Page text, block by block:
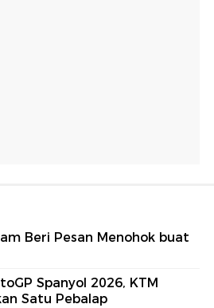
Beri Pesan Menohok buat
Spanyol 2026, KTM
Satu Pebalap